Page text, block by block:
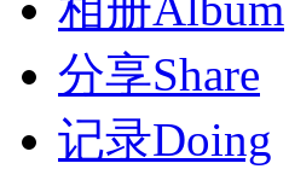
分享Share
记录Doing